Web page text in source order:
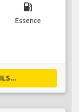
local_gas_station
Essence